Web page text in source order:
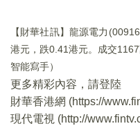
【財華社訊】龍源電力
港元，跌0.41港元。成交
智能寫手）
更多精彩內容，請登陸
財華香港網 (https://
現代電視 (http://